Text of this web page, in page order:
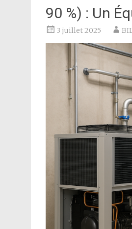
90 %) : Un
3 juillet 2025